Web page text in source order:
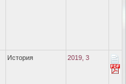
История 2019, 3